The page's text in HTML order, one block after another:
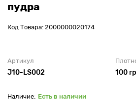
пудра
Код Товара: 2000000020174
Артикул
J10-LS002 100
Есть в наличии